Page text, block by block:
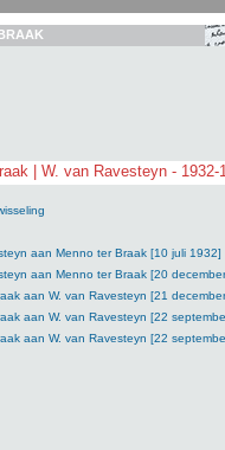
| W. van Ravesteyn - 1932-
aan Menno ter Braak [10 juli 1932]
aan Menno ter Braak [20
aan W. van Ravesteyn [21
aan W. van Ravesteyn [22
aan W. van Ravesteyn [22